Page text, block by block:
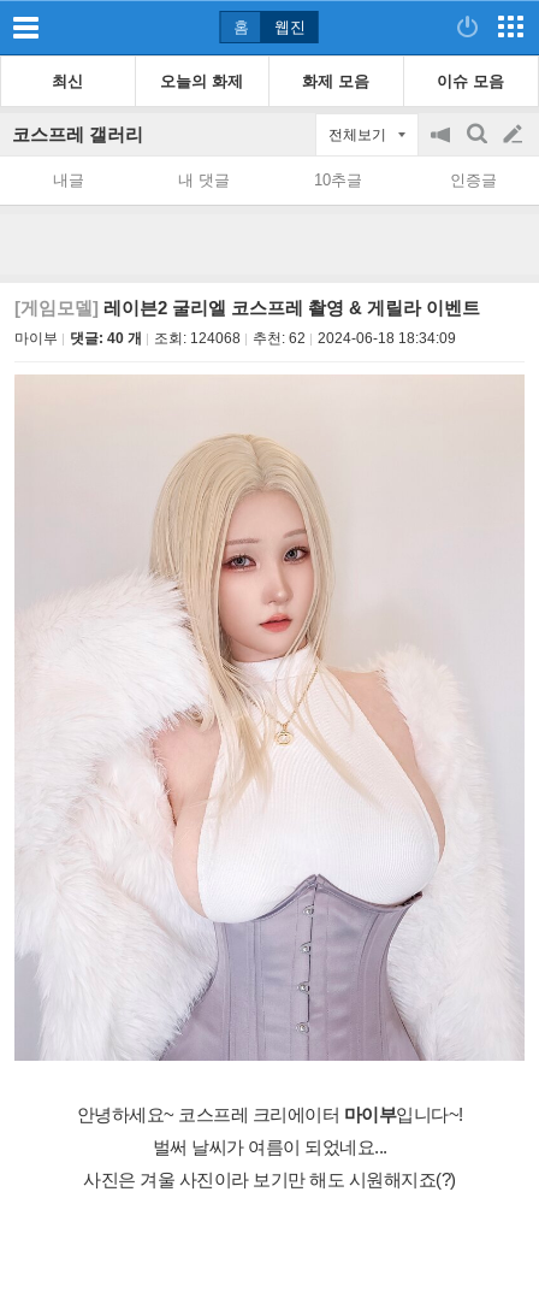
홈 웹진
최신 오늘의 화제 화제 모음 이슈 모음
코스프레 갤러리 전체보기
공
on/off
검
색
글
쓰
내글 내 댓글 10추글 인증글
[게임모델] 레이븐2 굴리엘 코스프레 촬영 & 게릴라 이벤트
마이부 댓글: 40 개 조회: 124068 추천: 62 2024-06-18 18:34:09
안녕하세요~ 코스프레 크리에이터 마이부입니다~!
벌써 날씨가 여름이 되었네요...
사진은 겨울 사진이라 보기만 해도 시원해지죠(?)